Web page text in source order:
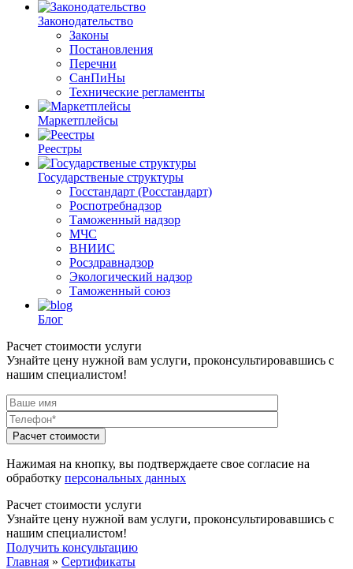
Законодательство
Законы
Постановления
Перечни
СанПиНы
Технические регламенты
Маркетплейсы
Реестры
Государственые структуры
Госстандарт (Росстандарт)
Роспотребнадзор
Таможенный надзор
МЧС
ВНИИС
Росздравнадзор
Экологический надзор
Таможенный союз
Блог
Расчет стоимости услуги
Узнайте цену нужной вам услуги, проконсультировавшись с
нашим специалистом!
Нажимая на кнопку, вы подтверждаете свое согласие на
обработку персональных данных
Расчет стоимости услуги
Узнайте цену нужной вам услуги, проконсультировавшись с
нашим специалистом!
Получить консультацию
Главная » Сертификаты